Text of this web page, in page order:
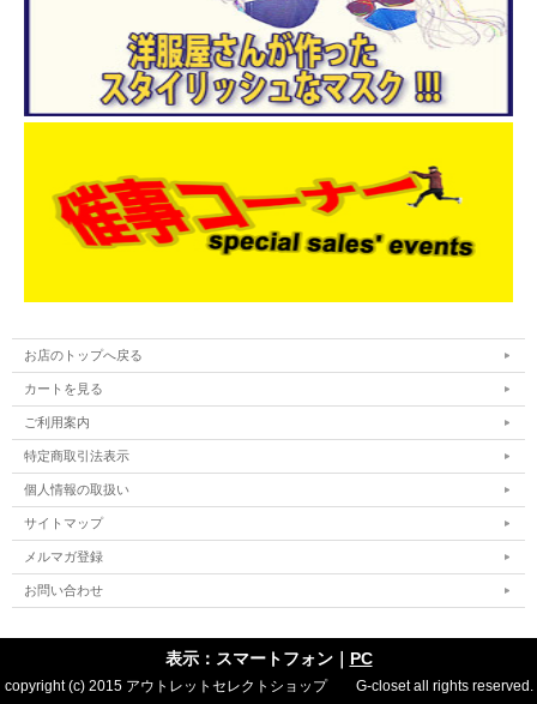
お店のトップへ戻る
カートを見る
ご利用案内
特定商取引法表示
個人情報の取扱い
サイトマップ
メルマガ登録
お問い合わせ
表示：スマートフォン｜ PC
copyright (c) 2015 アウトレットセレクトショップ G-closet all rights reserved.